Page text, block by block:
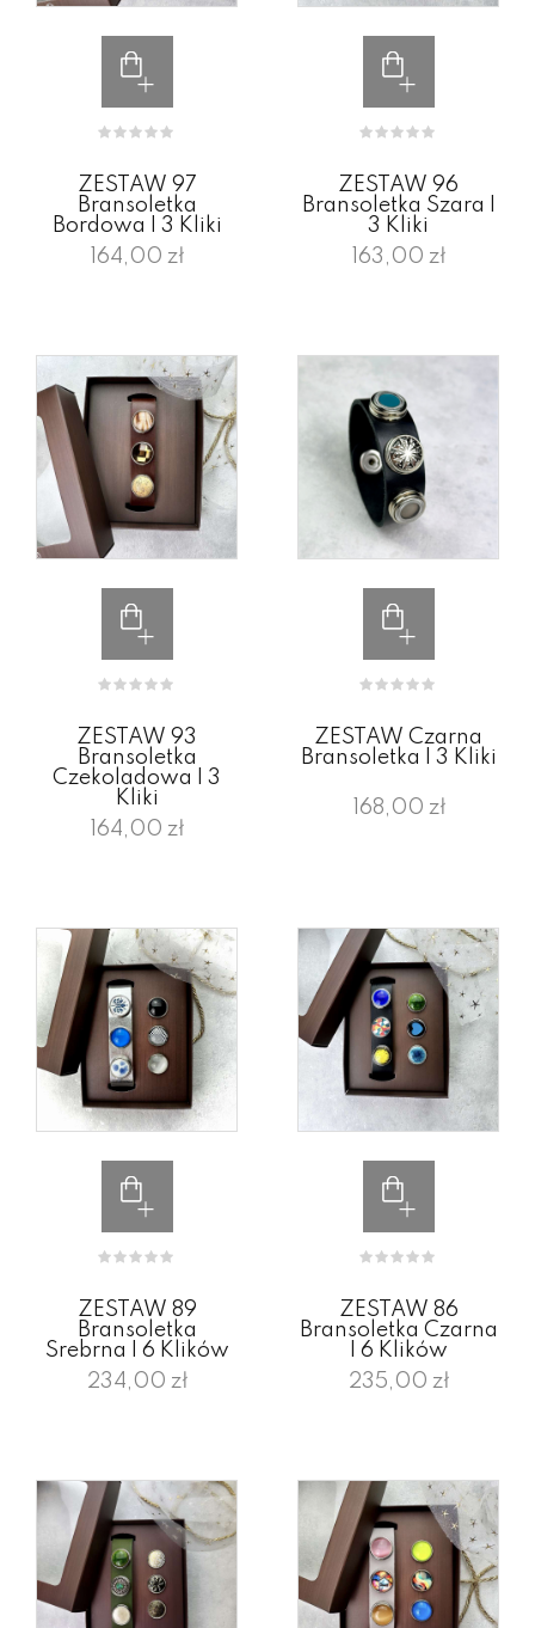
ZESTAW 97
Bransoletka
Bordowa I 3 Kliki
164,00 zł
ZESTAW 96
Bransoletka Szara I
3 Kliki
163,00 zł
ZESTAW 93
Bransoletka
Czekoladowa I 3
Kliki
164,00 zł
ZESTAW Czarna
Bransoletka I 3 Kliki
168,00 zł
ZESTAW 89
Bransoletka
Srebrna I 6 Klików
234,00 zł
ZESTAW 86
Bransoletka Czarna
I 6 Klików
235,00 zł